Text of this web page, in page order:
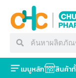
เมนูหลัก สินค้า